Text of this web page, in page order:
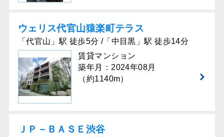
ウェリス代官⼭猿楽町テラス
「代官山」駅 徒歩5分 /「中目黒」駅 徒歩14分
賃貸マンション
築年月：2024年08月
（約1140m）
ＪＰ－ＢＡＳＥ渋谷